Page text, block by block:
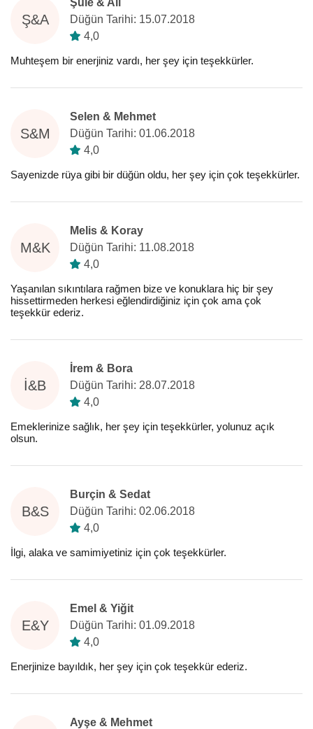
Ş&A
Şule & Ali
Düğün Tarihi: 15.07.2018
4,0
Muhteşem bir enerjiniz vardı, her şey için teşekkürler.
S&M
Selen & Mehmet
Düğün Tarihi: 01.06.2018
4,0
Sayenizde rüya gibi bir düğün oldu, her şey için çok teşekkürler.
M&K
Melis & Koray
Düğün Tarihi: 11.08.2018
4,0
Yaşanılan sıkıntılara rağmen bize ve konuklara hiç bir şey
hissettirmeden herkesi eğlendirdiğiniz için çok ama çok
teşekkür ederiz.
İ&B
İrem & Bora
Düğün Tarihi: 28.07.2018
4,0
Emeklerinize sağlık, her şey için teşekkürler, yolunuz açık
olsun.
B&S
Burçin & Sedat
Düğün Tarihi: 02.06.2018
4,0
İlgi, alaka ve samimiyetiniz için çok teşekkürler.
E&Y
Emel & Yiğit
Düğün Tarihi: 01.09.2018
4,0
Enerjinize bayıldık, her şey için çok teşekkür ederiz.
Ayşe & Mehmet